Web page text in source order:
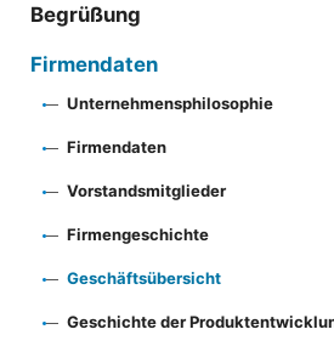
Begrüßung
Firmendaten
Unternehmensphilosophie
Firmendaten
Vorstandsmitglieder
Firmengeschichte
Geschäftsübersicht
Geschichte der